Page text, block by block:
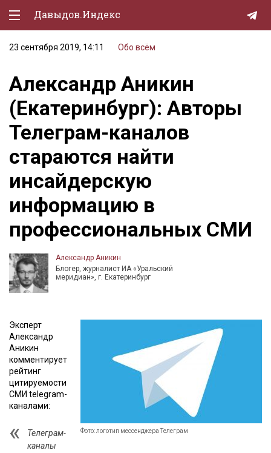
Давыдов.Индекс
Политическая жизнь
Экономика
Природа
Образование
Спорт
Культура
Lifestyle
Мурзилка
23 сентября 2019, 14:11 Обо всём
Александр Аникин
(Екатеринбург): Авторы
Телеграм-каналов
стараются найти
инсайдерскую
информацию в
профессиональных СМИ
Александр Аникин
Блогер, журналист ИА «Уральский
меридиан», г. Екатеринбург
Фото: логотип мессенджера Телеграм
Эксперт
Александр
Аникин
комментирует
рейтинг
цитируемости
СМИ telegram-
каналами:
Телеграм-
каналы